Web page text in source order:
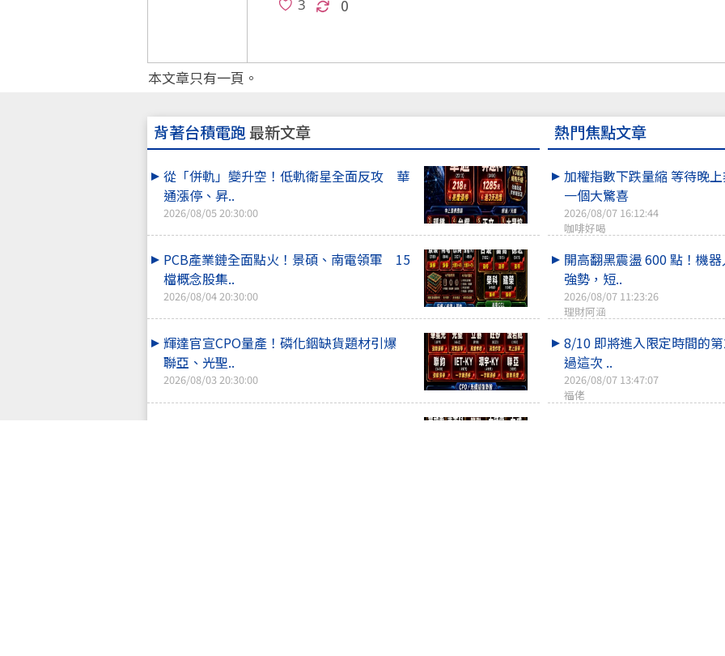
0
本文章只有一頁。
背著台積電跑最新文章
從「併軌」變升空！低軌衛星全面反攻 華
通漲停、昇..
2026/08/05 20:30:00
PCB產業鏈全面點火！景碩、南電領軍 15
檔概念股集..
2026/08/04 20:30:00
輝達官宣CPO量產！磷化銦缺貨題材引爆
聯亞、光聖..
2026/08/03 20:30:00
熱門焦點文章
加權指數下跌量縮 等待晚
一個大驚喜
2026/08/07 16:12:44
咖啡好喝
開高翻黑震盪 600 點！機
強勢，短..
2026/08/07 11:23:26
理財阿涵
8/10 即將進入限定時間的
過這次 ..
2026/08/07 13:47:07
福佬